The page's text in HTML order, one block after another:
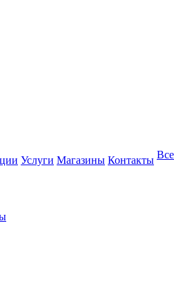
Услуги Магазины Контакты Все